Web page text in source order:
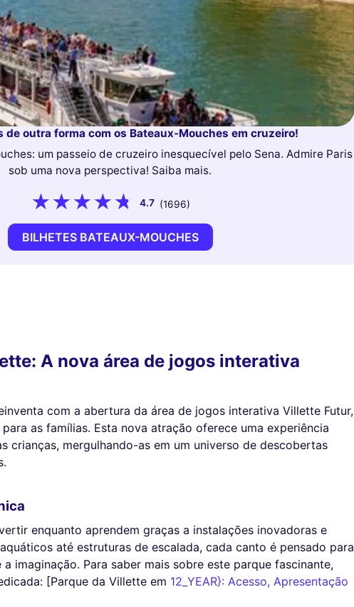
de outra forma com os Bateaux-Mouches em cruzeiro!
um passeio de cruzeiro inesquecível pelo Sena. Admire Paris
sob uma nova perspectiva! Saiba mais.
4.7 (1696)
BILHETES BATEAUX-MOUCHES
A nova área de jogos interativa
com a abertura da área de jogos interativa Villette Futur,
as famílias. Esta nova atração oferece uma experiência
crianças, mergulhando-as em um universo de descobertas
enquanto aprendem graças a instalações inovadoras e
até estruturas de escalada, cada canto é pensado para
imaginação. Para saber mais sobre este parque fascinante,
[Parque da Villette em 12_YEAR}: Acesso, Apresentação